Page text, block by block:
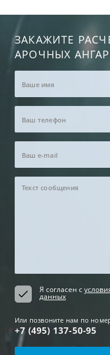
ЗАКАЖИТЕ
АРОЧНЫХ
Я согласен с
данных
Или позвоните нам по
+7 (495) 137-50-95